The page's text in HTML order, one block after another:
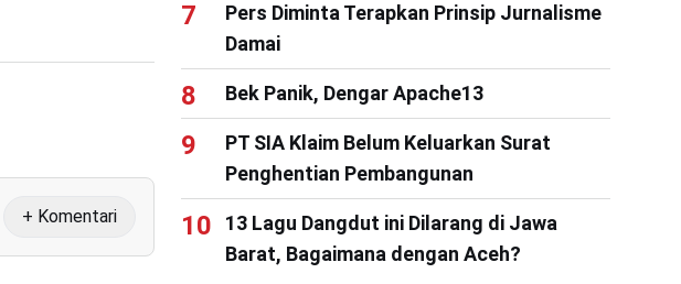
+ Komentari
Pers Diminta Terapkan Prinsip Jurnalisme
Damai
Bek Panik, Dengar Apache13
PT SIA Klaim Belum Keluarkan Surat
Penghentian Pembangunan
13 Lagu Dangdut ini Dilarang di Jawa
Barat, Bagaimana dengan Aceh?